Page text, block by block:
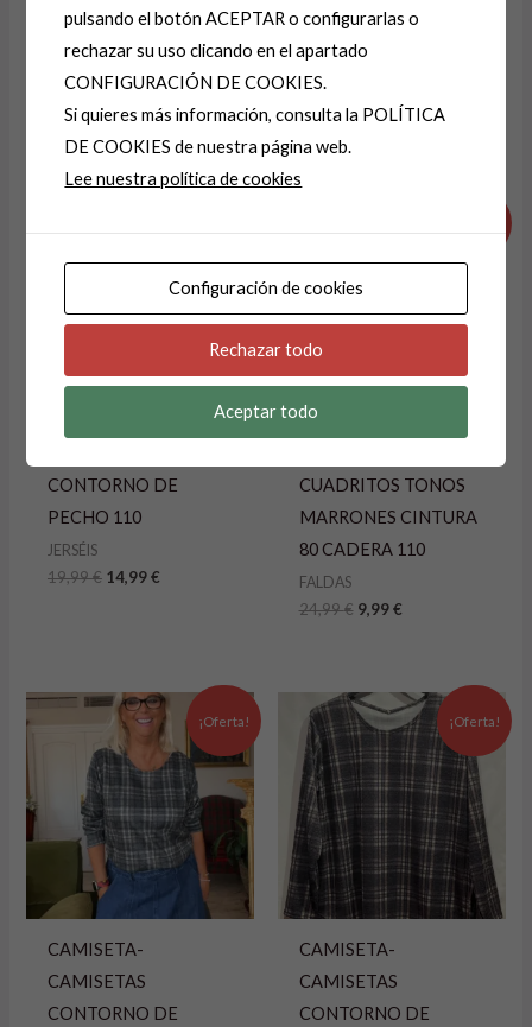
A
e
a
Productos relacionados
CONTORNO DE
PECHO 110
JERSÉIS
19,99€
era:
14,99€
es:
14,99 €.
CUADRITOS TONOS
MARRONES CINTURA
80 CADERA 110
FALDAS
24,99€
era:
24,99 €.
9,99€
es:
¡Oferta!
CAMISETA-
CAMISETAS
CONTORNO DE
El
precio
original
era:
14,99 €.
El
precio
actual
es:
9,99 €.
¡Oferta!
CAMISETA-
CAMISETAS
CONTORNO DE
El
precio
original
era:
14,99 €.
El
precio
actual
es:
9,99 €.
pulsando el botón ACEPTAR o configurarlas o
rechazar su uso clicando en el apartado
CONFIGURACIÓN DE COOKIES.
Si quieres más información, consulta la POLÍTICA
DE COOKIES de nuestra página web.
Lee nuestra política de cookies
Configuración de cookies
Rechazar todo
Aceptar todo